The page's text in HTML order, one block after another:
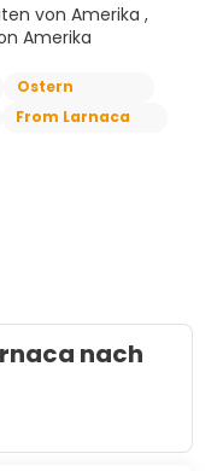
von Amerika ,
Amerika
Ostern
From Larnaca
nach